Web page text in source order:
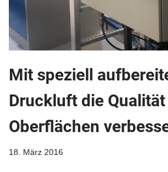
Mit speziell
Druckluft die
Oberflächen
18. März 2016